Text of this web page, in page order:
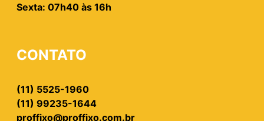
Sexta: 07h40 às 16h
CONTATO
(11) 5525-1960
(11) 99235-1644
proffixo@proffixo.com.br